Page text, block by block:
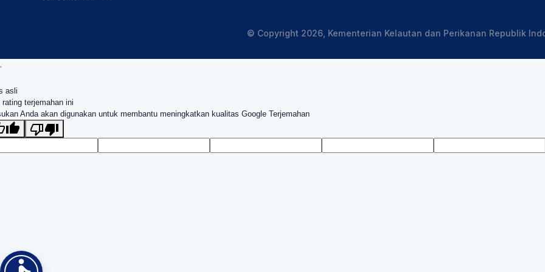
© Copyright 2026, Kementerian Kelautan dan Perikanan Republik
.
asli
rating terjemahan ini
Anda akan digunakan untuk membantu meningkatkan kualitas Google Terjemahan